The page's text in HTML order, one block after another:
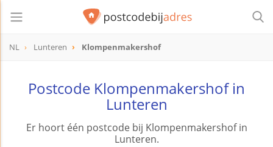
NL Lunteren Klompenmakershof
Postcode Klompenmakershof in
Lunteren
Er hoort één postcode bij Klompenmakershof in
Lunteren.